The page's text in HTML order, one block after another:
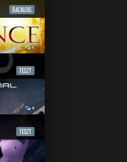
BACKLOG
6
TESZT
4
TESZT